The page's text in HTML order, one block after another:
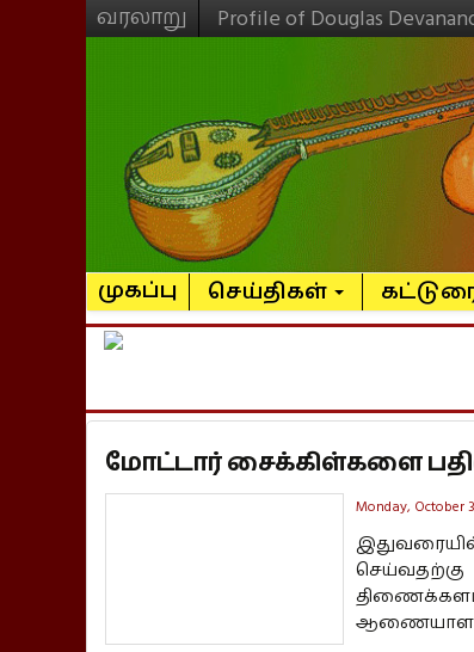
வரலாறு Profile of Douglas
முகப்பு செய்திகள்
மோட்டார் சைக்கிள்களை
Monday, October
ஆணையாளர்